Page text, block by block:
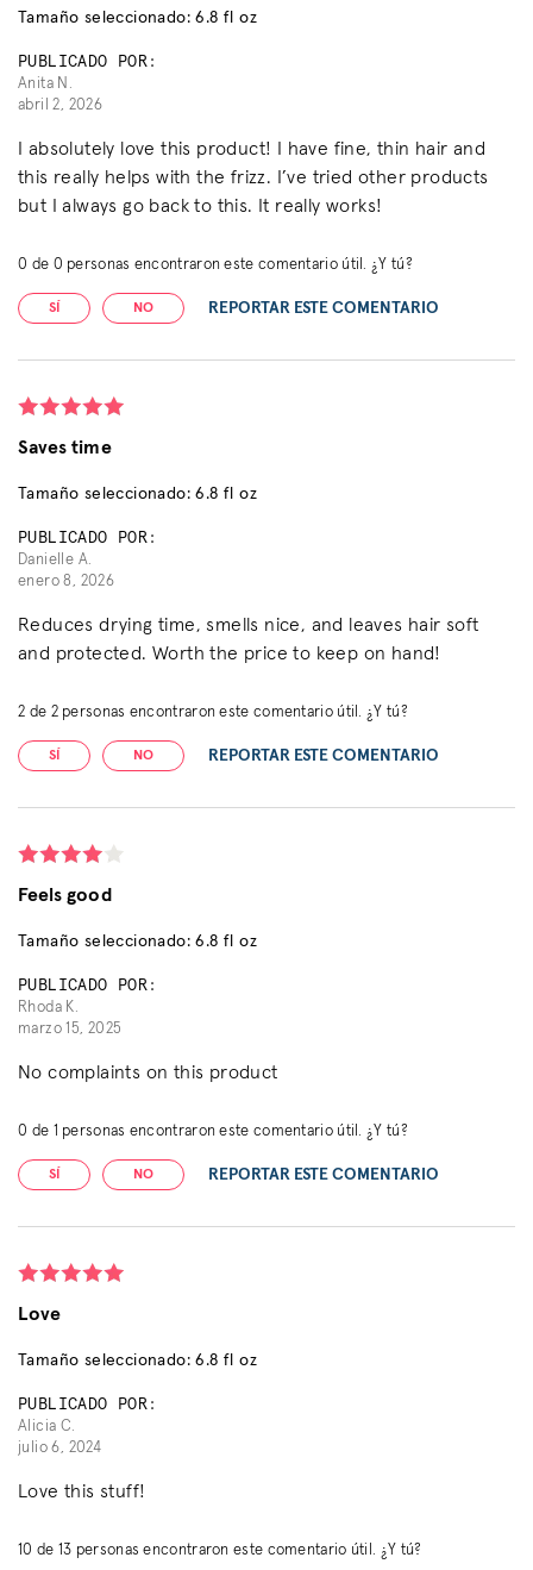
Tamaño seleccionado: 6.8 fl oz
PUBLICADO POR:
Anita N.
abril 2, 2026
I absolutely love this product! I have fine, thin hair and
this really helps with the frizz. I’ve tried other products
but I always go back to this. It really works!
0 de 0 personas encontraron este comentario útil. ¿Y tú?
SÍ NO REPORTAR ESTE COMENTARIO
Saves time
Tamaño seleccionado: 6.8 fl oz
PUBLICADO POR:
Danielle A.
enero 8, 2026
Reduces drying time, smells nice, and leaves hair soft
and protected. Worth the price to keep on hand!
2 de 2personas encontraron este comentario útil. ¿Y tú?
SÍ NO REPORTAR ESTE COMENTARIO
Feels good
Tamaño seleccionado: 6.8 fl oz
PUBLICADO POR:
Rhoda K.
marzo 15, 2025
No complaints on this product
0 de 1 personas encontraron este comentario útil. ¿Y tú?
SÍ NO REPORTAR ESTE COMENTARIO
Love
Tamaño seleccionado: 6.8 fl oz
PUBLICADO POR:
Alicia C.
julio 6, 2024
Love this stuff!
10 de 13 personas encontraron este comentario útil. ¿Y tú?